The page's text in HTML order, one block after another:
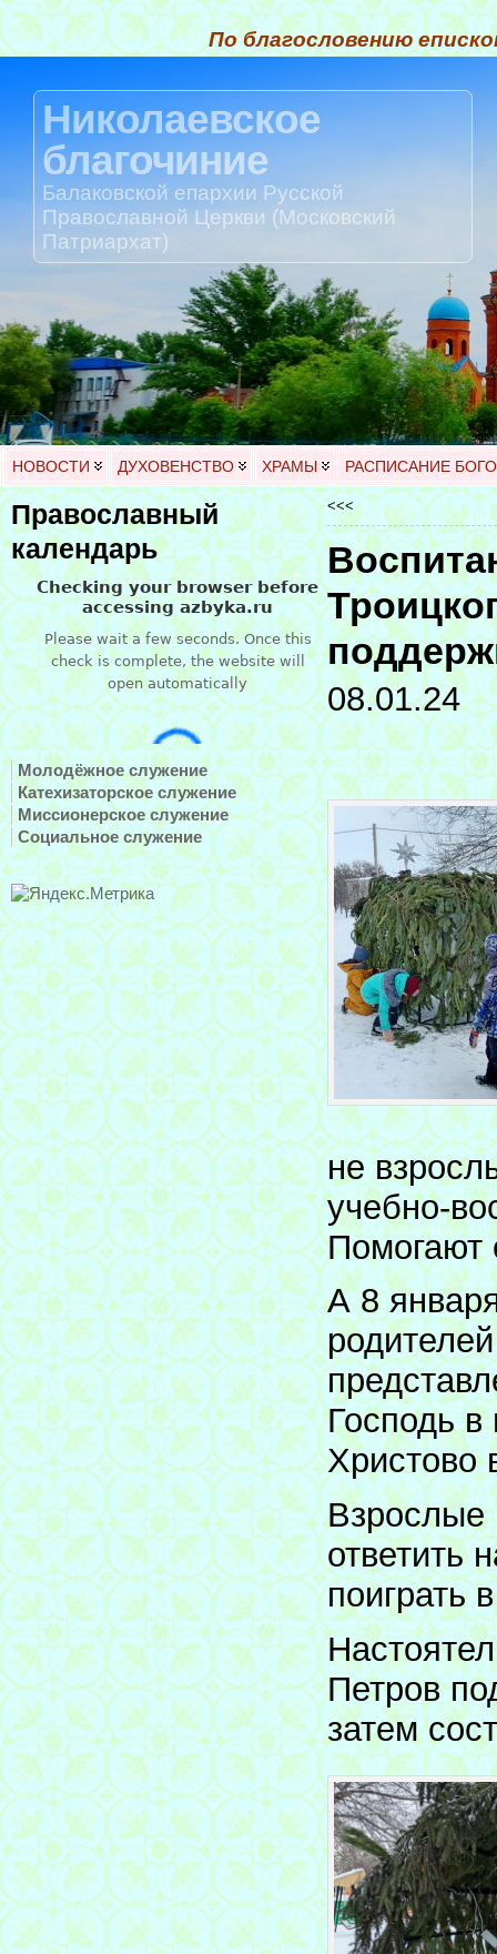
По благословению
Николаевское
благочиние
Балаковской епархии Русской
Православной Церкви (Московский
Патриархат)
НОВОСТИ ДУХОВЕНСТВО ХРАМЫ РАСПИСАНИЕ
Православный
календарь
Молодёжное служение
Катехизаторское служение
Миссионерское служение
Социальное служение
<<<
08.01.24
не
учебно-
Помогают
А 8
Господь в
Христово
Взрослые
ответить
поиграть
Петров
затем